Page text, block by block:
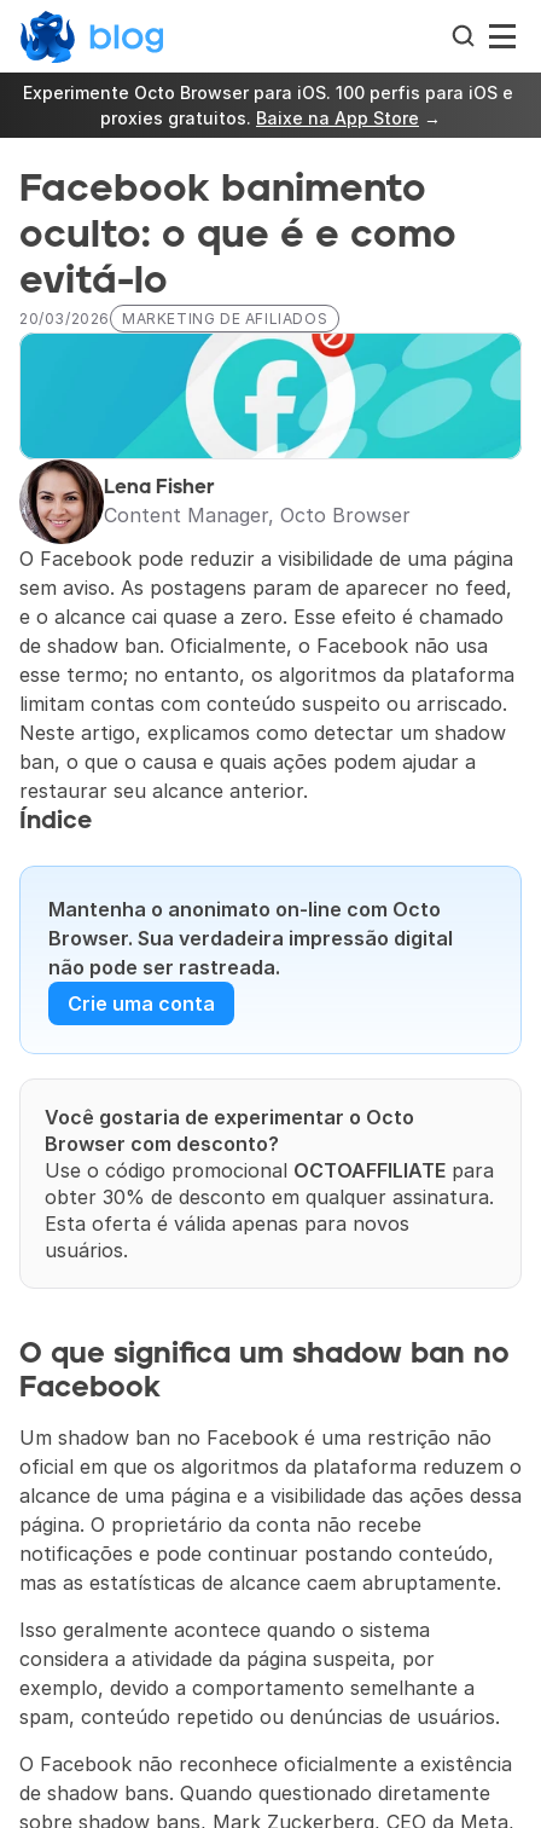
Experimente Octo Browser para iOS. 100 perfis para iOS e
proxies gratuitos. Baixe na App Store →
Facebook banimento
oculto: o que é e como
evitá-lo
20/03/2026 MARKETING DE AFILIADOS
Lena Fisher
Content Manager, Octo Browser
O Facebook pode reduzir a visibilidade de uma página
sem aviso. As postagens param de aparecer no feed,
e o alcance cai quase a zero. Esse efeito é chamado
de shadow ban. Oficialmente, o Facebook não usa
esse termo; no entanto, os algoritmos da plataforma
limitam contas com conteúdo suspeito ou arriscado.
Neste artigo, explicamos como detectar um shadow
ban, o que o causa e quais ações podem ajudar a
restaurar seu alcance anterior.
Índice
Mantenha o anonimato on-line com Octo
Browser. Sua verdadeira impressão digital
não pode ser rastreada.
Crie uma conta
Você gostaria de experimentar o Octo
Browser com desconto?
Use o código promocional OCTOAFFILIATE para
obter 30% de desconto em qualquer assinatura.
Esta oferta é válida apenas para novos
usuários.
O que significa um shadow ban no
Facebook
Um shadow ban no Facebook é uma restrição não
oficial em que os algoritmos da plataforma reduzem o
alcance de uma página e a visibilidade das ações dessa
página. O proprietário da conta não recebe
notificações e pode continuar postando conteúdo,
mas as estatísticas de alcance caem abruptamente.
Isso geralmente acontece quando o sistema
considera a atividade da página suspeita, por
exemplo, devido a comportamento semelhante a
spam, conteúdo repetido ou denúncias de usuários.
O Facebook não reconhece oficialmente a existência
de shadow bans. Quando questionado diretamente